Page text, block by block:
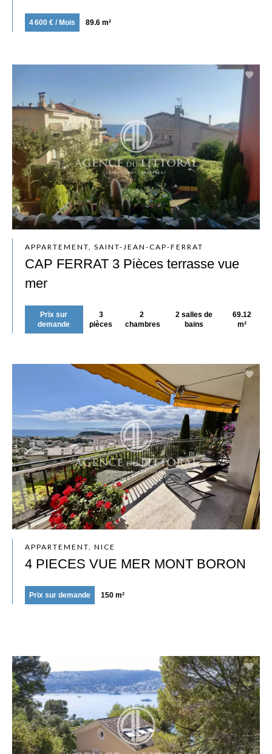
4 600 € / Mois 89.6 m²
APPARTEMENT, SAINT-JEAN-CAP-FERRAT
CAP FERRAT 3 Pièces terrasse vue
mer
Prix sur
demande
3
pièces
2
chambres
2 salles de
bains
69.12
m²
APPARTEMENT, NICE
4 PIECES VUE MER MONT BORON
Prix sur demande 150 m²